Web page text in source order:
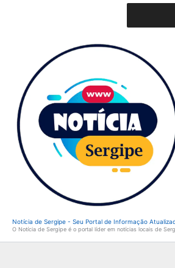
Notícia de Sergipe - Seu Portal de Informação
O Notícia de Sergipe é o portal líder em notícias locais de